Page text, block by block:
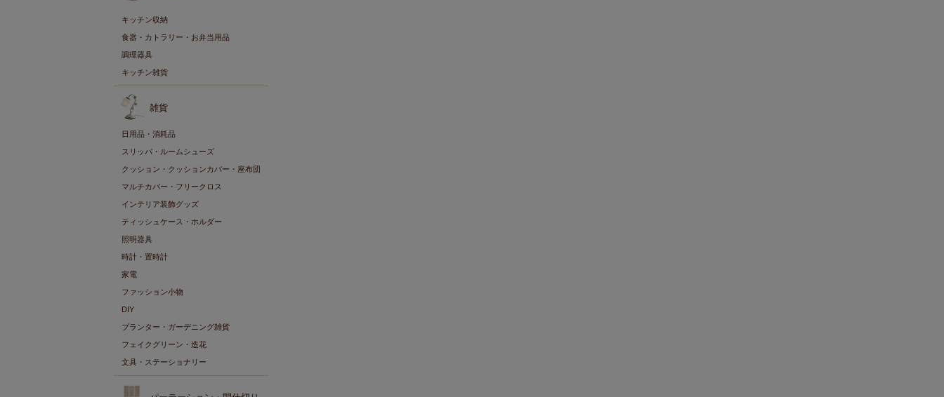
キッチン収納
食器・カトラリー・お弁当用品
調理器具
キッチン雑貨
雑貨
日用品・消耗品
スリッパ・ルームシューズ
クッション・クッションカバー・座布団
マルチカバー・フリークロス
インテリア装飾グッズ
ティッシュケース・ホルダー
照明器具
時計・置時計
家電
ファッション小物
DIY
プランター・ガーデニング雑貨
フェイクグリーン・造花
文具・ステーショナリー